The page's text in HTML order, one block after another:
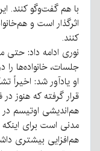
با هم گفت‌وگو کنند.
اثرگذار است و
کنند.
نوری ادامه داد: حتی
جلسات، خانواده‌ها را
او یادآور شد: اخیراً
قرار گرفته که هنوز در
هم‌اندیشی اوتیسم در
مدنی است برای
هم‌افزایی بیشتری